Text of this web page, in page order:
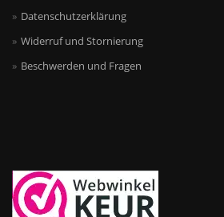
Datenschutzerklärung
Widerruf und Stornierung
Beschwerden und Fragen